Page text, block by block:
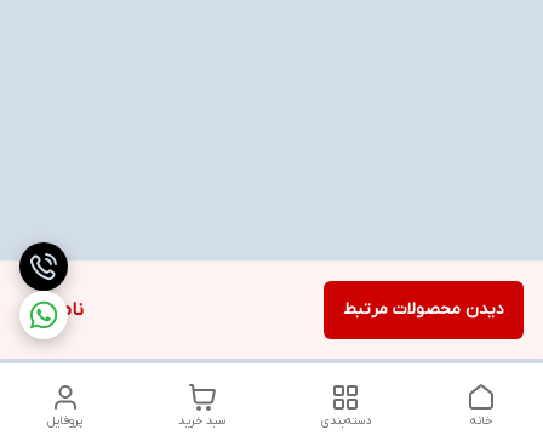
ناموجود دیدن محصولات مرتبط
پروفایل سبد خرید دسته‌بندی خانه